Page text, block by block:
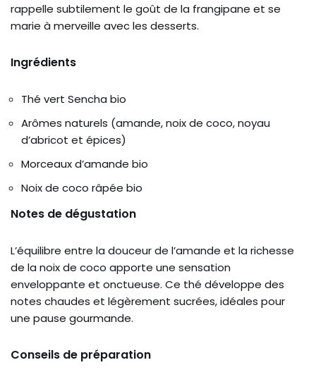
rappelle subtilement le goût de la frangipane et se
marie à merveille avec les desserts.
Ingrédients
Thé vert Sencha bio
Arômes naturels (amande, noix de coco, noyau
d’abricot et épices)
Morceaux d’amande bio
Noix de coco râpée bio
Notes de dégustation
L’équilibre entre la douceur de l’amande et la richesse
de la noix de coco apporte une sensation
enveloppante et onctueuse. Ce thé développe des
notes chaudes et légèrement sucrées, idéales pour
une pause gourmande.
Conseils de préparation